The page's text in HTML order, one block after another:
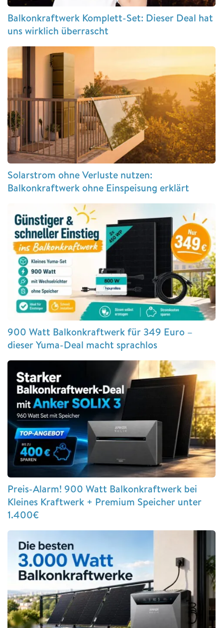
Balkonkraftwerk Komplett-Set: Dieser Deal hat
uns wirklich überrascht
Solarstrom ohne Verluste nutzen:
Balkonkraftwerk ohne Einspeisung erklärt
900 Watt Balkonkraftwerk für 349 Euro –
dieser Yuma-Deal macht sprachlos
Preis-Alarm! 900 Watt Balkonkraftwerk bei
Kleines Kraftwerk + Premium Speicher unter
1.400€